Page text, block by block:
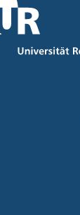
opens in a